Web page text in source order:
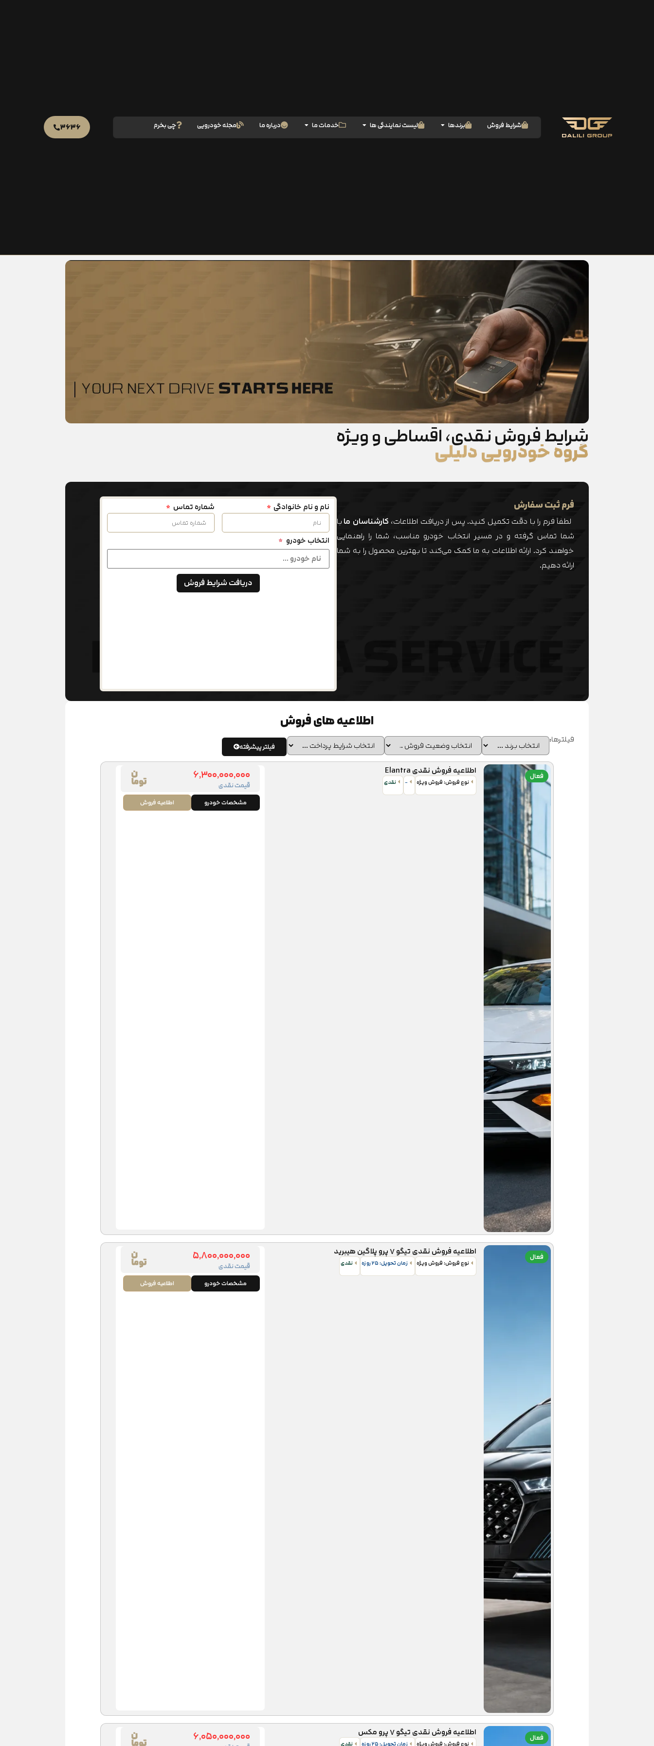
شرایط فروش برندها لیست نمایندگی ها خدمات ما درباره ما مجله خودرویی چی بخرم ۳۶۳۶
شرایط فروش نقدی، اقساطی و ویژه
گروه خودرویی دلیلی
فرم ثبت سفارش
لطفاً فرم را با دقت تکمیل کنید. پس از دریافت اطلاعات، کارشناسان مابا
شما تماس گرفته و در مسیر انتخاب خودرو مناسب، شما را راهنمایی
خواهند کرد. ارائه اطلاعات به ما کمک می‌کند تا بهترین محصول را به شما
ارائه دهیم.
نام و نام خانوادگی شماره تماس
انتخاب خودرو *
دریافت شرایط فروش
اطلاعیه های فروش
فیلترها:
فیلتر پیشرفته
فعال اطلاعیه فروش نقدی Elantra
نوع فروش: فروش ویژه - نقدی ۶,۳۰۰,۰۰۰,۰۰۰
قیمت نقدی
مشخصات خودرو اطلاعیه فروش
فعال اطلاعیه فروش نقدی تیگو ۷ پرو پلاگین هیبرید
نوع فروش: فروش ویژه زمان تحویل: ۲۵ روزه نقدی ۵,۸۰۰,۰۰۰,۰۰۰
قیمت نقدی
مشخصات خودرو اطلاعیه فروش
فعال اطلاعیه فروش نقدی تیگو ۷ پرو مکس ۶,۰۵۰,۰۰۰,۰۰۰